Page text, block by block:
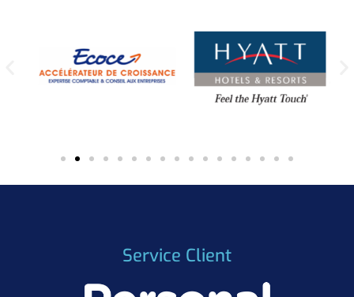
Service Client